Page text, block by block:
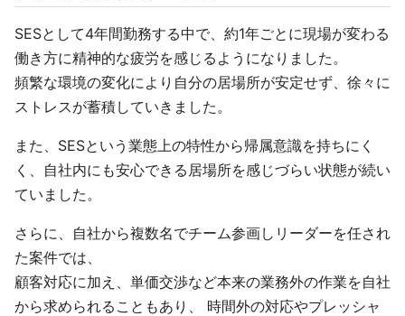
SESとして4年間勤務する中で、約1年ごとに現場が変わる
働き方に精神的な疲労を感じるようになりました。
頻繁な環境の変化により自分の居場所が安定せず、徐々に
ストレスが蓄積していきました。
また、SESという業態上の特性から帰属意識を持ちにく
く、自社内にも安心できる居場所を感じづらい状態が続い
ていました。
さらに、自社から複数名でチーム参画しリーダーを任され
た案件では、
顧客対応に加え、単価交渉など本来の業務外の作業を自社
から求められることもあり、 時間外の対応やプレッシャ